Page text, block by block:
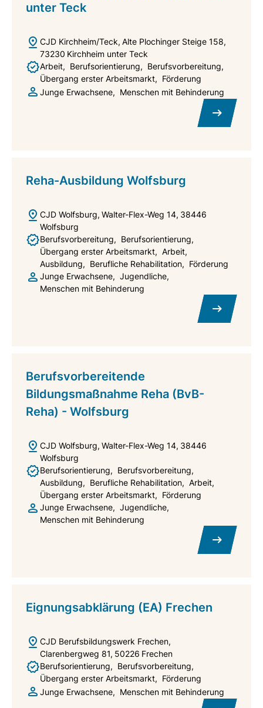
unter Teck
CJD Kirchheim/Teck Alte Plochinger Steige 158
73230 Kirchheim unter Teck
Arbeit
Berufsorientierung
Berufsvorbereitung
Übergang erster Arbeitsmarkt
Förderung
Junge Erwachsene
Menschen mit Behinderung
Reha-Ausbildung Wolfsburg
CJD Wolfsburg Walter-Flex-Weg 14 38446
Wolfsburg
Berufsvorbereitung
Berufsorientierung
Übergang erster Arbeitsmarkt
Arbeit
Ausbildung
Berufliche Rehabilitation
Förderung
Junge Erwachsene
Jugendliche
Menschen mit Behinderung
Berufsvorbereitende
Bildungsmaßnahme Reha (BvB-
Reha) - Wolfsburg
CJD Wolfsburg Walter-Flex-Weg 14 38446
Wolfsburg
Berufsorientierung
Berufsvorbereitung
Ausbildung
Berufliche Rehabilitation
Arbeit
Übergang erster Arbeitsmarkt
Förderung
Junge Erwachsene
Jugendliche
Menschen mit Behinderung
Eignungsabklärung (EA) Frechen
CJD Berufsbildungswerk Frechen
Clarenbergweg 81 50226 Frechen
Berufsorientierung
Berufsvorbereitung
Übergang erster Arbeitsmarkt
Förderung
Junge Erwachsene
Menschen mit Behinderung